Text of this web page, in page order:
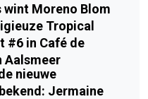
wint Moreno Blom
Tropical
#6 in Café de
Aalsmeer
nieuwe
Jermaine